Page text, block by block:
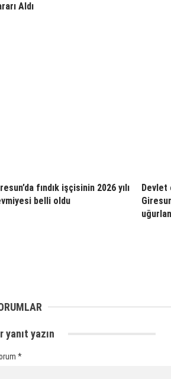
Aldı
fındık işçisinin 2026 yılı
belli oldu
Devlet
yanıt yazın
*